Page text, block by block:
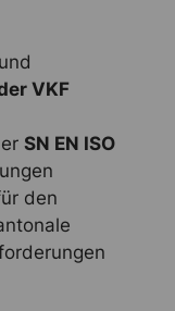
VKF
SN EN ISO
den